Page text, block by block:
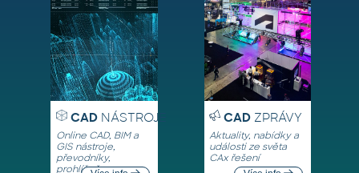
CADNÁSTROJE
Online CAD, BIM a
GIS nástroje,
převodníky,
prohlížeče
CADZPRÁVY
Aktuality, nabídky a
události ze světa
CAx řešení